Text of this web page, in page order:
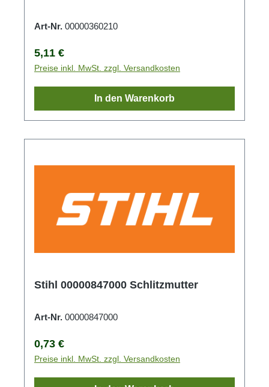
Art-Nr. 00000360210
Regulärer Preis:
5,11 €
Preise inkl. MwSt. zzgl. Versandkosten
In den Warenkorb
Stihl 00000847000 Schlitzmutter
Art-Nr. 00000847000
Regulärer Preis:
0,73 €
Preise inkl. MwSt. zzgl. Versandkosten